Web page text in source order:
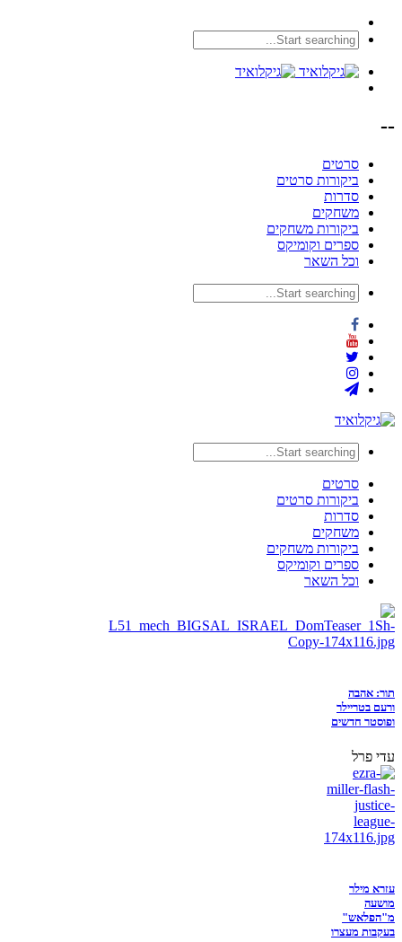
--
סרטים
ביקורות סרטים
סדרות
משחקים
ביקורות משחקים
ספרים וקומיקס
וכל השאר
סרטים
ביקורות סרטים
סדרות
משחקים
ביקורות משחקים
ספרים וקומיקס
וכל השאר
תור: אהבה
ורעם בטריילר
ופוסטר חדשים
עדי פרל
עזרא מילר
מושעה
מ"הפלאש"
בעקבות מעצרו